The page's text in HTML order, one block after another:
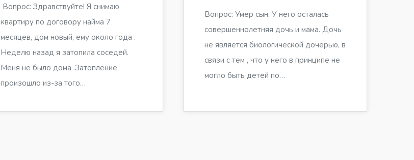
­­­­ Вопрос: Здравствуйте! Я снимаю
квартиру по договору найма 7
месяцев, дом новый, ему около года .
Неделю назад я затопила соседей.
Меня не было дома .Затопление
произошло из-за того…
Вопрос: Умер сын. У него осталась
совершеннолетняя дочь и мама. Дочь
не является биологической дочерью, в
связи с тем , что у него в принципе не
могло быть детей по…